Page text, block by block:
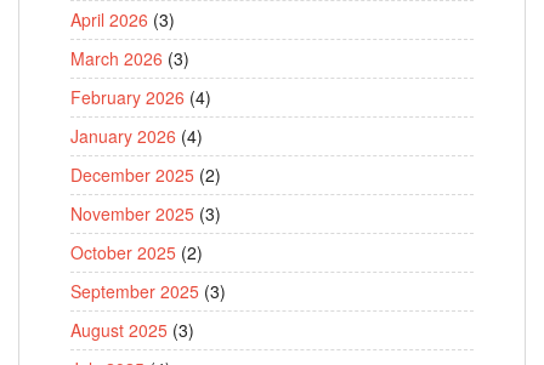
April 2026 (3)
March 2026 (3)
February 2026 (4)
January 2026 (4)
December 2025 (2)
November 2025 (3)
October 2025 (2)
September 2025 (3)
August 2025 (3)